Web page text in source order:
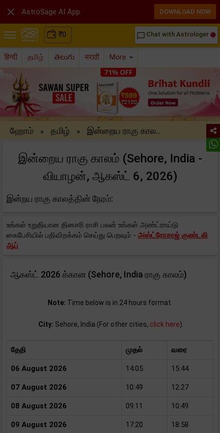
₹0 chat_bubble_outline Chat with Astrologer
हिन्दी தமிழ் తెలుగు मराठी More
ஹோம் » தமிழ் » இன்றைய ராகு கால..
இன்றைய ராகு காலம் (Sehore, India -
வியாழன், ஆகஸ்ட் 6, 2026)
இன்றய ராகு காலத்தின் நேரம்:
உங்கள் உறுதியான தினசரி ராசி பலன் உங்கள் அண்ட்ராய்டு
கைபேசியில் பதிவிறக்கம் செய்து பெறவும் - அஸ்ட்ரோசாஜ் குண்டலி
ஆப்
ஆகஸ்ட் 2026 க்கான (Sehore, India ராகு காலம்)
Note: Time below is in 24 hours format.
City: Sehore, India (For other cities, click here)
தேதி முதல் வரை
06 August 2026 14:05 15:44
07 August 2026 10:49 12:27
08 August 2026 09:11 10:49
09 August 2026 17:20 18:58
 AstroSage AI App DOWNLOAD NOW